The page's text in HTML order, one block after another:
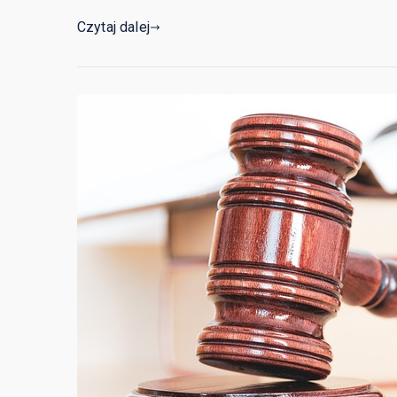
Czytaj dalej